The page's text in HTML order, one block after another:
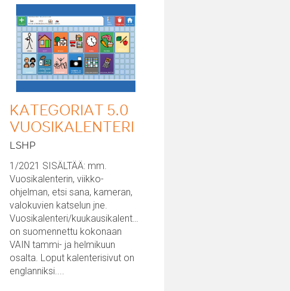
KATEGORIAT 5.0
VUOSIKALENTERI
LSHP
1/2021 SISÄLTÄÄ: mm.
Vuosikalenterin, viikko-
ohjelman, etsi sana, kameran,
valokuvien katselun jne.
Vuosikalenteri/kuukausikalenteri
on suomennettu kokonaan
VAIN tammi- ja helmikuun
osalta. Loput kalenterisivut on
englanniksi....